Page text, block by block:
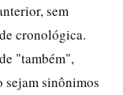
sem
cronológica.
"também",
sejam sinônimos